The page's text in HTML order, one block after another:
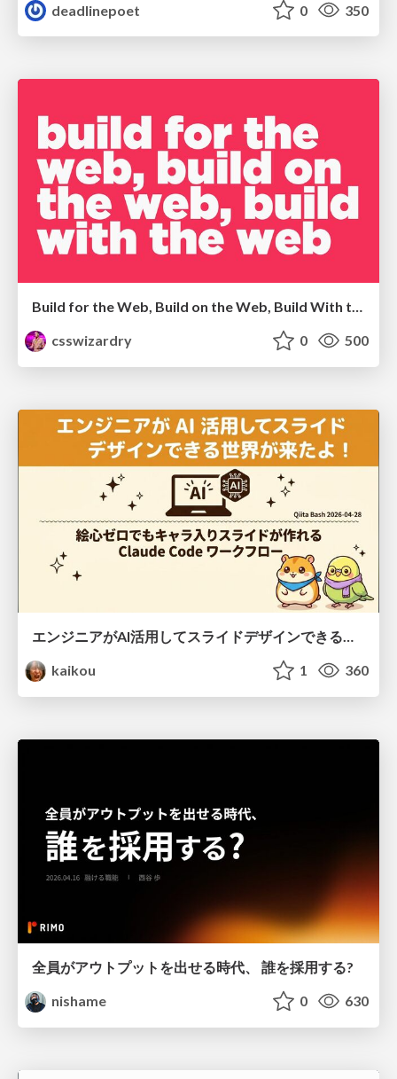
deadlinepoet
0 350
Build for the Web, Build on the Web, Build With the Web
csswizardry
0 500
エンジニアがAI活用してスライドデザインできる世界が来たよ！
kaikou
1 360
全員がアウトプットを出せる時代、 誰を採用する?
nishame
0 630